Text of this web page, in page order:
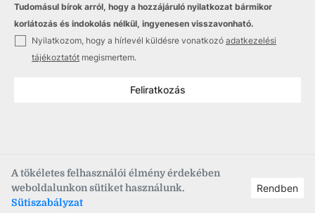
A tökéletes felhasználói élmény érdekében
weboldalunkon sütiket használunk.
Sütiszabályzat
Rendben
Tudomásul bírok arról, hogy a hozzájáruló nyilatkozat bármikor
korlátozás és indokolás nélkül, ingyenesen visszavonható.
✓ Nyilatkozom, hogy a hírlevél küldésre vonatkozó adatkezelési
tájékoztatót megismertem.
Feliratkozás
Copyright © 2021–2026 Fehérvár Médiacentrum, fmc.hu